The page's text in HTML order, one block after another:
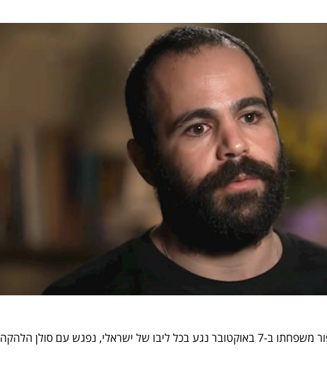
שורד השבי ירדן ביבס, שסיפורו וסיפור משפחתו ב-7 באוקטובר נגע בכל ליבו של ישראלי, נפגש עם סולן הלהקה